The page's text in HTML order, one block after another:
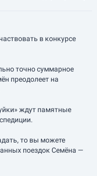
в конкурсе
точно суммарное
преодолеет на
ждут памятные
то вы можете
поездок Семёна —